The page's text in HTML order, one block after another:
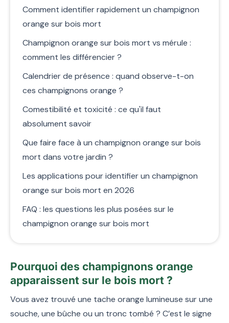
Comment identifier rapidement un champignon
orange sur bois mort
Champignon orange sur bois mort vs mérule :
comment les différencier ?
Calendrier de présence : quand observe-t-on
ces champignons orange ?
Comestibilité et toxicité : ce qu'il faut
absolument savoir
Que faire face à un champignon orange sur bois
mort dans votre jardin ?
Les applications pour identifier un champignon
orange sur bois mort en 2026
FAQ : les questions les plus posées sur le
champignon orange sur bois mort
Pourquoi des champignons orange
apparaissent sur le bois mort ?
Vous avez trouvé une tache orange lumineuse sur une
souche, une bûche ou un tronc tombé ? C’est le signe